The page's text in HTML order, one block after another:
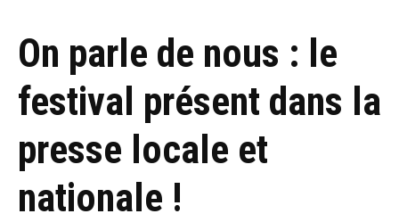
On parle de nous : le
festival présent dans la
presse locale et
nationale !